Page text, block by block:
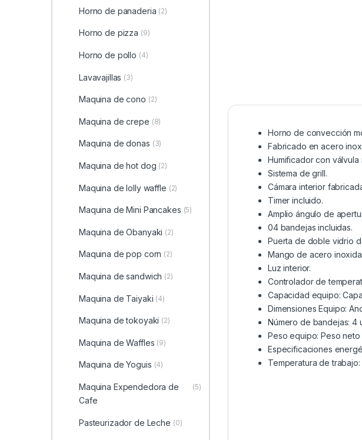
Horno de convección
Fabricado en acero
Humificador con válvula
Sistema de grill.
Cámara interior
Timer incluido.
Amplio ángulo de
04 bandejas incluidas.
Puerta de doble vidrio
Mango de acero
Luz interior.
Controlador de
Capacidad equipo:
Dimensiones Equipo:
Número de bandejas: 4
Peso equipo: Peso
Especificaciones
Temperatura de trabajo:
Horno de panaderia (2)
Horno de pizza (9)
Horno de pollo (4)
Lavavajillas (3)
Maquina de cono (2)
Maquina de crepe (8)
Maquina de donas (3)
Maquina de hot dog (2)
Maquina de lolly waffle (2)
Maquina de Mini Pancakes (5)
Maquina de Obanyaki (2)
Maquina de pop corn (2)
Maquina de sandwich (2)
Maquina de Taiyaki (4)
Maquina de tokoyaki (2)
Maquina de Waffles (9)
Maquina de Yoguis (4)
Maquina Expendedora de
Cafe
(5)
Pasteurizador de Leche (0)